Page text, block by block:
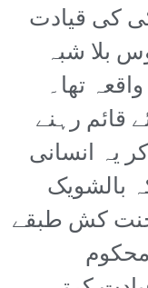
کی قیادت
بلا شبہ
تھا۔
قائم رہنے
یہ انسانی
بالشویک
کش طبقے